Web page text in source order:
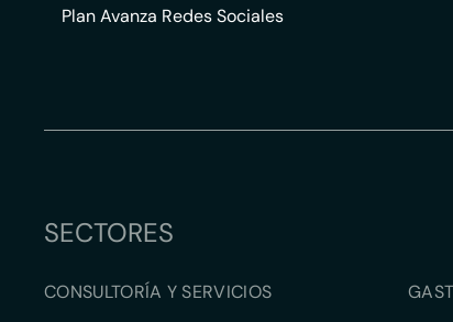
Plan Avanza Redes Sociales
SECTORES
CONSULTORÍA Y SERVICIOS